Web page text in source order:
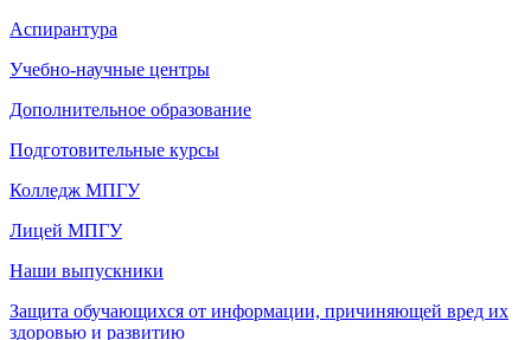
Аспирантура
Учебно-научные центры
Дополнительное образование
Подготовительные курсы
Колледж МПГУ
Лицей МПГУ
Наши выпускники
Защита обучающихся от информации, причиняющей вред их
здоровью и развитию